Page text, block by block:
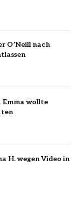
O’Neill nach
Emma wollte
H. wegen Video in